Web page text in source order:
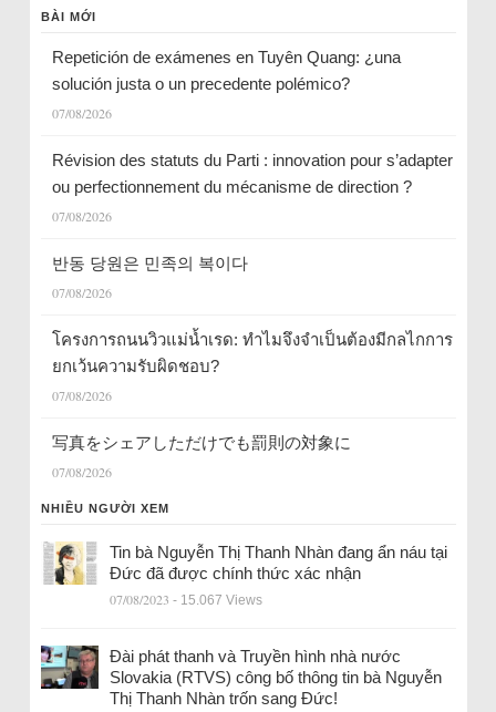
BÀI MỚI
Repetición de exámenes en Tuyên Quang: ¿una
solución justa o un precedente polémico?
07/08/2026
Révision des statuts du Parti : innovation pour s’adapter
ou perfectionnement du mécanisme de direction ?
07/08/2026
반동 당원은 민족의 복이다
07/08/2026
โครงการถนนวิวแม่น้ำเรด: ทำไมจึงจำเป็นต้องมีกลไกการ
ยกเว้นความรับผิดชอบ?
07/08/2026
写真をシェアしただけでも罰則の対象に
07/08/2026
NHIỀU NGƯỜI XEM
Tin bà Nguyễn Thị Thanh Nhàn đang ẩn náu tại
Đức đã được chính thức xác nhận
07/08/2023 - 15.067 Views
Đài phát thanh và Truyền hình nhà nước
Slovakia (RTVS) công bố thông tin bà Nguyễn
Thị Thanh Nhàn trốn sang Đức!